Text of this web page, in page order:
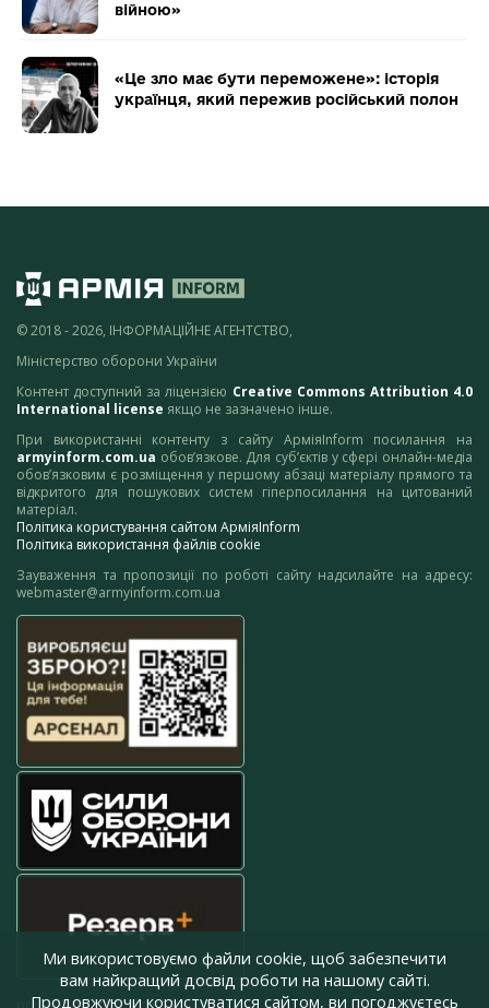
війною»
«Це зло має бути переможене»: історія
українця, який пережив російський полон
© 2018 - 2026, ІНФОРМАЦІЙНЕ АГЕНТСТВО,
Міністерство оборони України
Контент доступний за ліцензією Creative Commons Attribution 4.0
International license якщо не зазначено інше.
При використанні контенту з сайту АрміяInform посилання на
armyinform.com.ua обов’язкове. Для суб’єктів у сфері онлайн-медіа
обов’язковим є розміщення у першому абзаці матеріалу прямого та
відкритого для пошукових систем гіперпосилання на цитований
матеріал.
Політика користування сайтом АрміяInform
Політика використання файлів cookie
Зауваження та пропозиції по роботі сайту надсилайте на адресу:
webmaster@armyinform.com.ua
Ми використовуємо файли cookie, щоб забезпечити
вам найкращий досвід роботи на нашому сайті.
Продовжуючи користуватися сайтом, ви погоджуєтесь